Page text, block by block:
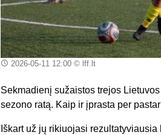
2026-05-11 12:00© lff.lt
Sekmadienį sužaistos trejos
sezono ratą. Kaip ir įprasta per
Iškart už jų rikiuojasi